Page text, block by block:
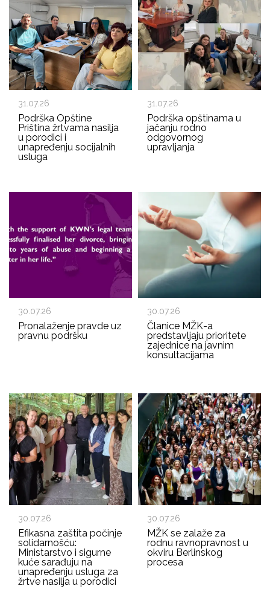
31.07.26
Podrška Opštine
Priština žrtvama nasilja
u porodici i
unapređenju socijalnih
usluga
31.07.26
Podrška opštinama u
jačanju rodno
odgovornog
upravljanja
30.07.26
Pronalaženje pravde uz
pravnu podršku
30.07.26
Članice MŽK-a
predstavljaju prioritete
zajednice na javnim
konsultacijama
30.07.26
Efikasna zaštita počinje
solidarnošću:
Ministarstvo i sigurne
kuće sarađuju na
unapređenju usluga za
žrtve nasilja u porodici
30.07.26
MŽK se zalaže za
rodnu ravnopravnost u
okviru Berlinskog
procesa